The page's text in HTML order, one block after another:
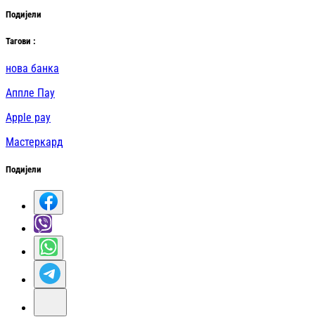
Подијели
Тагови :
нова банка
Аппле Паy
Apple pay
Мастеркард
Подијели